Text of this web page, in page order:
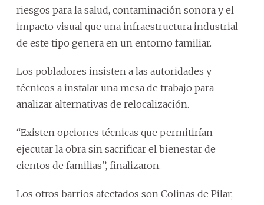
riesgos para la salud, contaminación sonora y el
impacto visual que una infraestructura industrial
de este tipo genera en un entorno familiar.
Los pobladores insisten a las autoridades y
técnicos a instalar una mesa de trabajo para
analizar alternativas de relocalización.
“Existen opciones técnicas que permitirían
ejecutar la obra sin sacrificar el bienestar de
cientos de familias”, finalizaron.
Los otros barrios afectados son Colinas de Pilar,